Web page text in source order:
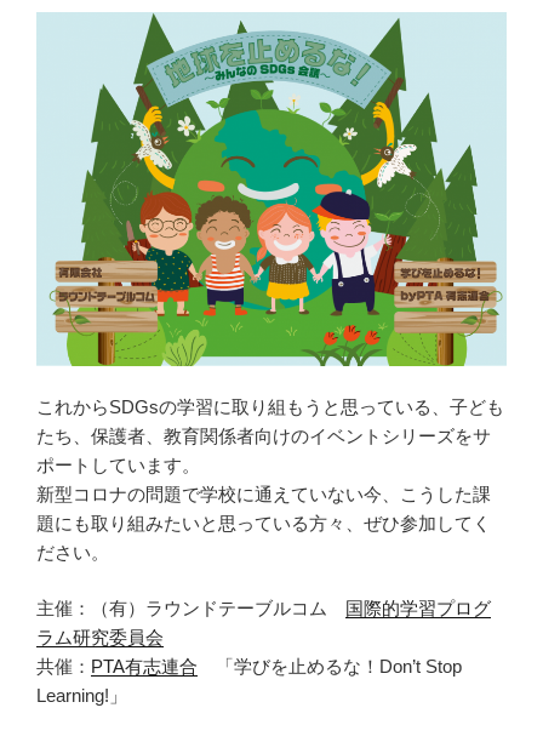
これからSDGsの学習に取り組もうと思っている、子ども
たち、保護者、教育関係者向けのイベントシリーズをサ
ポートしています。
新型コロナの問題で学校に通えていない今、こうした課
題にも取り組みたいと思っている方々、ぜひ参加してく
ださい。
主催：（有）ラウンドテーブルコム 国際的学習プログ
ラム研究委員会
共催： PTA有志連合 「学びを止めるな！Don’t Stop
Learning!」